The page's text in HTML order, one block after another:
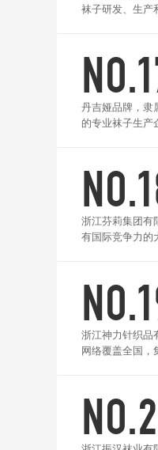
袜子研发、生产
丹吉娅品牌，隶
的专业袜子生产
浙江芬莉集团有
有国际竞争力的
浙江神力针织品
网络覆盖全国，